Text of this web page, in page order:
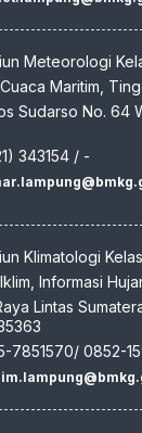
Meteorologi
Maritim,
Sudarso No. 64
343154 / -
Klimatologi
Informasi
Lintas
7851570/ 0852-